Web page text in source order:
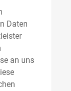
Daten
an uns